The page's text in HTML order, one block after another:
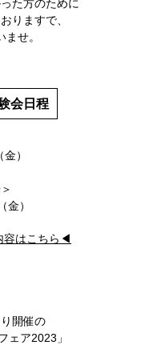
た方のために
りますで、
せ。
会日程
）
金）
容はこちら◀︎
開催の
ェア2023」